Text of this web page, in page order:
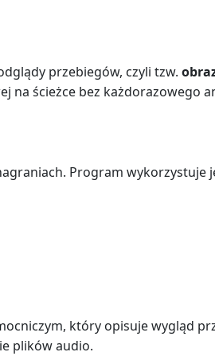
przebiegów, czyli tzw.
na ścieżce bez każdorazowego
Program wykorzystuje
który opisuje wygląd
plików audio.